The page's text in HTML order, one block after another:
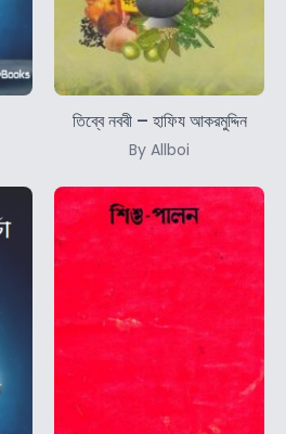
তিব্বে নববী – হাফিয আকরমুদ্দিন
By Allboi